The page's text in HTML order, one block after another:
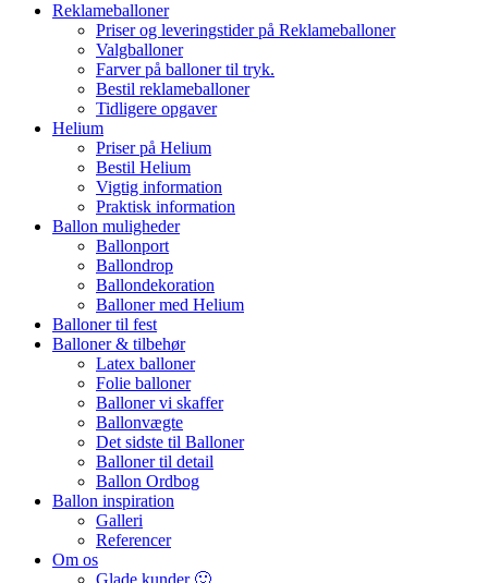
Reklameballoner
Priser og leveringstider på Reklameballoner
Valgballoner
Farver på balloner til tryk.
Bestil reklameballoner
Tidligere opgaver
Helium
Priser på Helium
Bestil Helium
Vigtig information
Praktisk information
Ballon muligheder
Ballonport
Ballondrop
Ballondekoration
Balloner med Helium
Balloner til fest
Balloner & tilbehør
Latex balloner
Folie balloner
Balloner vi skaffer
Ballonvægte
Det sidste til Balloner
Balloner til detail
Ballon Ordbog
Ballon inspiration
Galleri
Referencer
Om os
Glade kunder 🙂